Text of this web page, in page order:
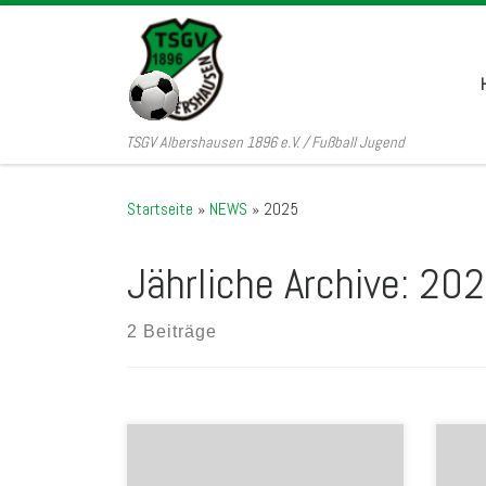
Zum Inhalt springen
TSGV Albershausen 1896 e.V. / Fußball Jugend
Startseite » NEWS » 2025
Jährliche Archive:
2 Beiträge